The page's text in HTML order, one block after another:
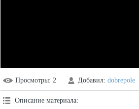
Просмотры: 2 Добавил: dobrepole
Описание материала: